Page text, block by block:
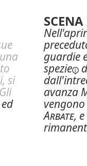
si
guardie
spezie
avanza
Arbate,